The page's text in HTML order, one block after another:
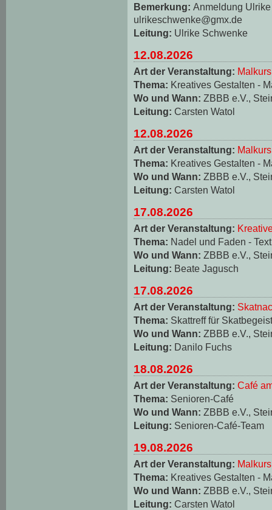
Bemerkung: Anmeldung
ulrikeschwenke@gmx.de
Leitung: Ulrike Schwenke
12.08.2026
Art der Veranstaltung: Malkurs
Thema: Kreatives Gestalten -
Wo und Wann: ZBBB e.V.,
Leitung: Carsten Watol
12.08.2026
Art der Veranstaltung: Malkurs
Thema: Kreatives Gestalten -
Wo und Wann: ZBBB e.V.,
Leitung: Carsten Watol
17.08.2026
Art der Veranstaltung:
Thema: Nadel und Faden -
Wo und Wann: ZBBB e.V.,
Leitung: Beate Jagusch
17.08.2026
Art der Veranstaltung:
Thema: Skattreff für
Wo und Wann: ZBBB e.V.,
Leitung: Danilo Fuchs
18.08.2026
Art der Veranstaltung: Café
Thema: Senioren-Café
Wo und Wann: ZBBB e.V.,
Leitung: Senioren-Café-Team
19.08.2026
Art der Veranstaltung: Malkurs
Thema: Kreatives Gestalten -
Wo und Wann: ZBBB e.V.,
Leitung: Carsten Watol